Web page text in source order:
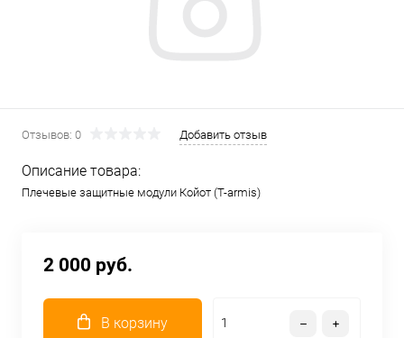
Отзывов: 0 Добавить отзыв
Описание товара:
Плечевые защитные модули Койот (T-armis)
2 000 руб.
В корзину